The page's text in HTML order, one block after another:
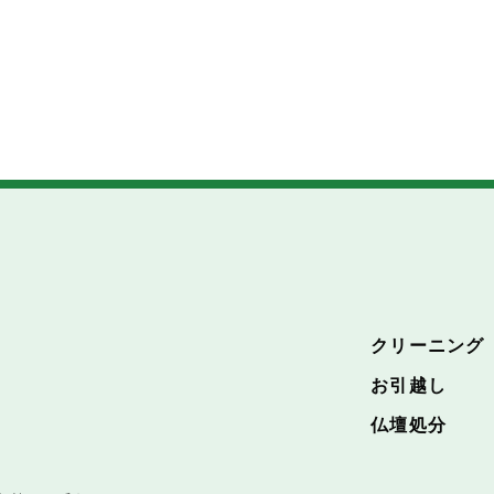
クリーニング
お引越し
仏壇処分